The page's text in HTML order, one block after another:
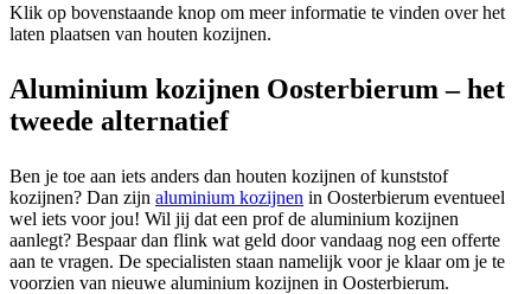
Klik op bovenstaande knop om meer informatie te vinden over het
laten plaatsen van houten kozijnen.
Aluminium kozijnen Oosterbierum – het
tweede alternatief
Ben je toe aan iets anders dan houten kozijnen of kunststof
kozijnen? Dan zijn aluminium kozijnen in Oosterbierum eventueel
wel iets voor jou! Wil jij dat een prof de aluminium kozijnen
aanlegt? Bespaar dan flink wat geld door vandaag nog een offerte
aan te vragen. De specialisten staan namelijk voor je klaar om je te
voorzien van nieuwe aluminium kozijnen in Oosterbierum.